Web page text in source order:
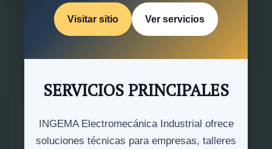
Visitar sitio Ver servicios
SERVICIOS PRINCIPALES
INGEMA Electromecánica Industrial ofrece
soluciones técnicas para empresas, talleres